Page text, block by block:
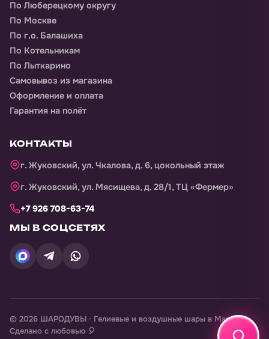
По Раменскому району
По Люберецкому округу
По Москве
По г.о. Балашиха
По Котельникам
По Лыткарино
Самовывоз из магазина
Оформление и оплата
КОНТАКТЫ
г. Жуковский, ул. Чкалова, д. 6, цокольный этаж
г. Жуковский, ул. Мясищева, д. 28/1, ТЦ «Фермер»
+7 926 708-63-74